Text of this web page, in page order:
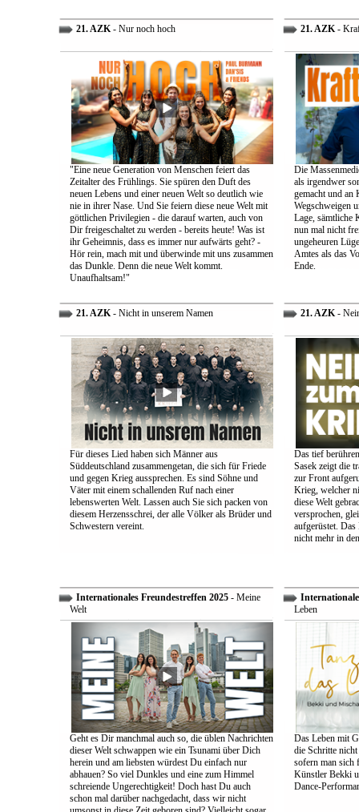
21. AZK- Nur noch hoch
"Eine neue Generation von Menschen feiert das
Zeitalter des Frühlings. Sie spüren den Duft des
neuen Lebens und einer neuen Welt so deutlich wie
nie in ihrer Nase. Und Sie feiern diese neue Welt mit
göttlichen Privilegien - die darauf warten, auch von
Dir freigeschaltet zu werden - bereits heute! Was ist
ihr Geheimnis, dass es immer nur aufwärts geht? -
Hör rein, mach mit und überwinde mit uns zusammen
das Dunkle. Denn die neue Welt kommt.
Unaufhaltsam!"
21. AZK-
Die
als irgendwer
gemacht und an
Wegschweigen
Lage, sämtliche
nun mal nicht
ungeheuren
Amtes als das
Ende.
21. AZK- Nicht in unserem Namen
Für dieses Lied haben sich Männer aus
Süddeutschland zusammengetan, die sich für Friede
und gegen Krieg aussprechen. Es sind Söhne und
Väter mit einem schallenden Ruf nach einer
lebenswerten Welt. Lassen auch Sie sich packen von
diesem Herzensschrei, der alle Völker als Brüder und
Schwestern vereint.
21. AZK-
Das tief
Sasek zeigt die
zur Front
Krieg, welcher
diese Welt
versprochen,
aufgerüstet.
nicht mehr in
Internationales Freundestreffen 2025- Meine
Welt
Geht es Dir manchmal auch so, die üblen Nachrichten
dieser Welt schwappen wie ein Tsunami über Dich
herein und am liebsten würdest Du einfach nur
abhauen? So viel Dunkles und eine zum Himmel
schreiende Ungerechtigkeit! Doch hast Du auch
schon mal darüber nachgedacht, dass wir nicht
Leben
Das Leben mit
die Schritte
sofern man sich
Künstler Bekki
Dance-